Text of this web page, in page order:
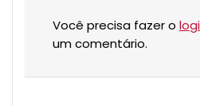
Você precisa fazer o
um comentário.